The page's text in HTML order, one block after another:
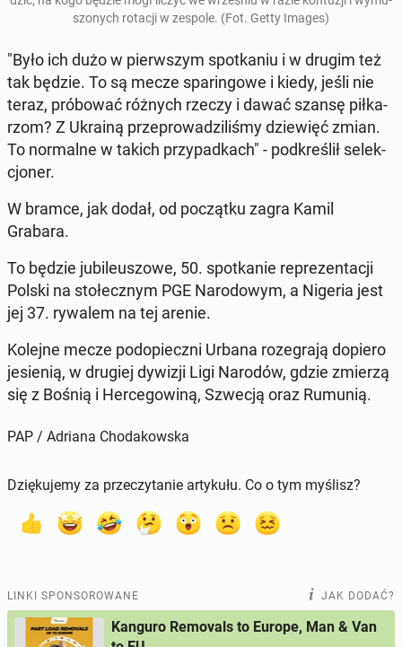
szo­nych rotacji w zespole. (Fot. Getty Images)
"Było ich dużo w pierw­szym spo­tka­niu i w drugim też
tak będzie. To są mecze spa­rin­go­we i kiedy, jeśli nie
teraz, pró­bo­wać różnych rzeczy i dawać szansę pił­ka­
rzom? Z Ukrainą prze­pro­wa­dzi­li­śmy dzie­więć zmian.
To nor­mal­ne w takich przy­pad­kach" - pod­kre­ślił se­lek­
cjo­ner.
W bramce, jak dodał, od po­cząt­ku zagra Kamil
Grabara.
To będzie ju­bi­le­uszo­we, 50. spo­tka­nie re­pre­zen­ta­cji
Polski na sto­łecz­nym PGE Na­ro­do­wym, a Nigeria jest
jej 37. rywalem na tej arenie.
Kolejne mecze pod­opiecz­ni Urbana ro­ze­gra­ją dopiero
je­sie­nią, w drugiej dywizji Ligi Narodów, gdzie zmierzą
się z Bośnią i Her­ce­go­wi­ną, Szwecją oraz Rumunią.
PAP / Adriana Chodakowska
Dziękujemy za przeczytanie artykułu. Co o tym myślisz?
LINKI SPONSOROWANE JAK DODAĆ?
Kanguro Removals to Europe, Man & Van